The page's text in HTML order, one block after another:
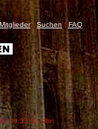
Mitglieder|Suchen| FAQ
00:33:56 Uhr)